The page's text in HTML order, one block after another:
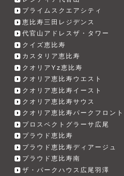
プライムスクエアシティ
恵比寿三田レジデンス
代官山アドレスザ・タワー
クイズ恵比寿
カスタリア恵比寿
クオリアYz恵比寿
クオリア恵比寿ウエスト
クオリア恵比寿イースト
クオリア恵比寿サウス
クオリア恵比寿パークフロント
プロスペクトグラーサ広尾
プラウド恵比寿
プラウド恵比寿ディアージュ
プラウド恵比寿南
ザ・パークハウス広尾羽澤